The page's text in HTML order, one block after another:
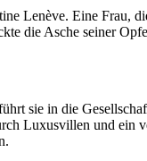
Lenève. Eine Frau,
die Asche seiner
sie in die
Luxusvillen und ein